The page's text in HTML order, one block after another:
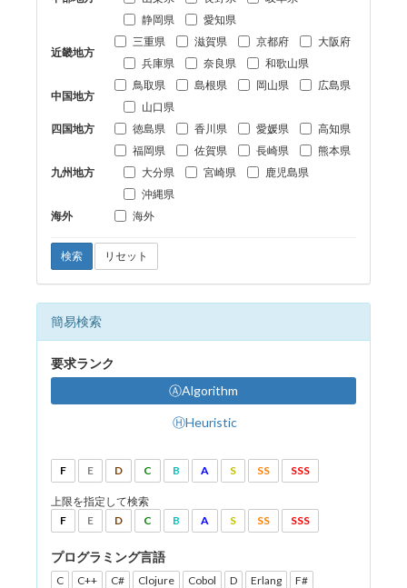
静岡県
愛知県
近畿地方
三重県 滋賀県 京都府
大阪府
兵庫県
奈良県 和歌山県
中国地方
鳥取県 島根県 岡山県
広島県
山口県
四国地方
徳島県 香川県 愛媛県 高知県
九州地方
福岡県 佐賀県 長崎県
熊本県
大分県
宮崎県
鹿児島県
沖縄県
海外
海外
検索 リセット
簡易検索
要求ランク
ⒶAlgorithm
ⒽHeuristic
F E D C B A S SS SSS
上限を指定して検索
F
E D C B A S SS SSS
プログラミング言語
C C++ C# Clojure Cobol D Erlang
F#